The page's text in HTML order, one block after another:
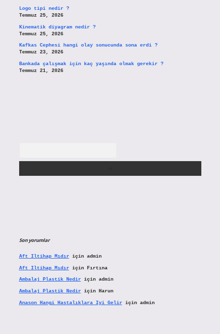
Logo tipi nedir ?
Temmuz 25, 2026
Kinematik diyagram nedir ?
Temmuz 25, 2026
Kafkas Cephesi hangi olay sonucunda sona erdi ?
Temmuz 23, 2026
Bankada çalışmak için kaç yaşında olmak gerekir ?
Temmuz 21, 2026
Son yorumlar
Aft Iltihap Mıdıriçin admin
Aft Iltihap Mıdıriçin Fırtına
Ambalaj Plastik Nediriçin admin
Ambalaj Plastik Nediriçin Harun
Anason Hangi Hastalıklara Iyi Geliriçin admin